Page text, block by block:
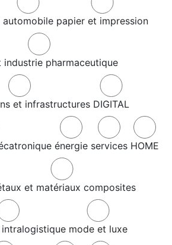
automobile papier et impression
industrie pharmaceutique
et infrastructures DIGITAL
énergie services HOME
et matériaux composites
mode et luxe